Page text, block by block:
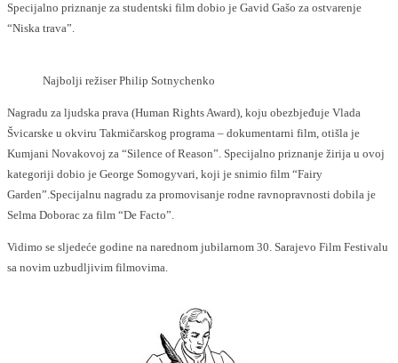
Specijalno priznanje za studentski film dobio je Gavid Gašo za ostvarenje
“Niska trava”.
Najbolji režiser Philip Sotnychenko
Nagradu za ljudska prava (Human Rights Award), koju obezbjeđuje Vlada
Švicarske u okviru Takmičarskog programa – dokumentarni film, otišla je
Kumjani Novakovoj za “Silence of Reason”. Specijalno priznanje žirija u ovoj
kategoriji dobio je George Somogyvari, koji je snimio film “Fairy
Garden”.Specijalnu nagradu za promovisanje rodne ravnopravnosti dobila je
Selma Doborac za film “De Facto”.
Vidimo se sljedeće godine na narednom jubilarnom 30. Sarajevo Film Festivalu
sa novim uzbudljivim filmovima.